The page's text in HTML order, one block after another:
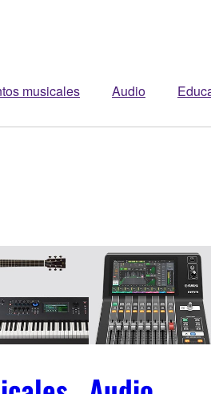
musicales Audio